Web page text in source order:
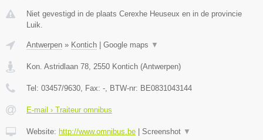
Niet gevestigd in de plaats Cerexhe Heuseux en in de provincie
Luik.
Antwerpen » Kontich Google maps ▼
Kon. Astridlaan 78 2550 Kontich (Antwerpen)
Tel: 03457/9630 , Fax: - , BTW-nr: BE0831043144
E-mail › Traiteur omnibus
Website: http://www.omnibus.be Screenshot ▼